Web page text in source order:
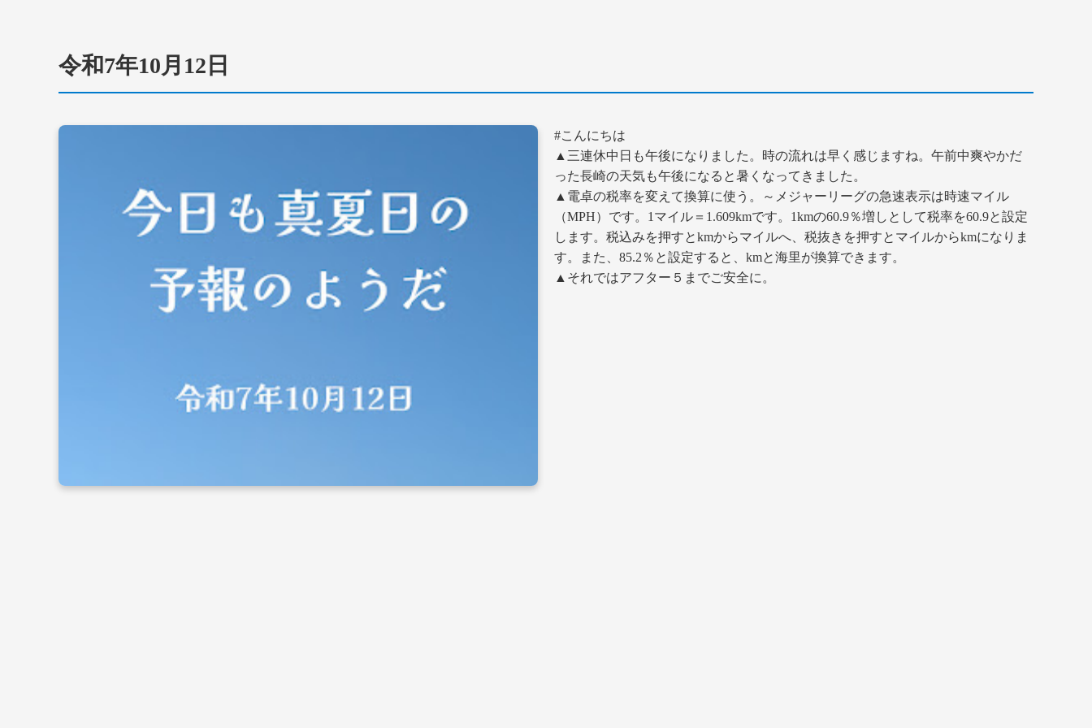
令和7年10月12日
#こんにちは
▲三連休中日も午後になりました。時の流れは早く感じますね。午前中爽やかだ
った長崎の天気も午後になると暑くなってきました。
▲電卓の税率を変えて換算に使う。～メジャーリーグの急速表示は時速マイル
（MPH）です。1マイル＝1.609kmです。1kmの60.9％増しとして税率を60.9と設定
します。税込みを押すとkmからマイルへ、税抜きを押すとマイルからkmになりま
す。また、85.2％と設定すると、kmと海里が換算できます。
▲それではアフター５までご安全に。